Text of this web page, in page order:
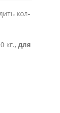
кол-
кг., для